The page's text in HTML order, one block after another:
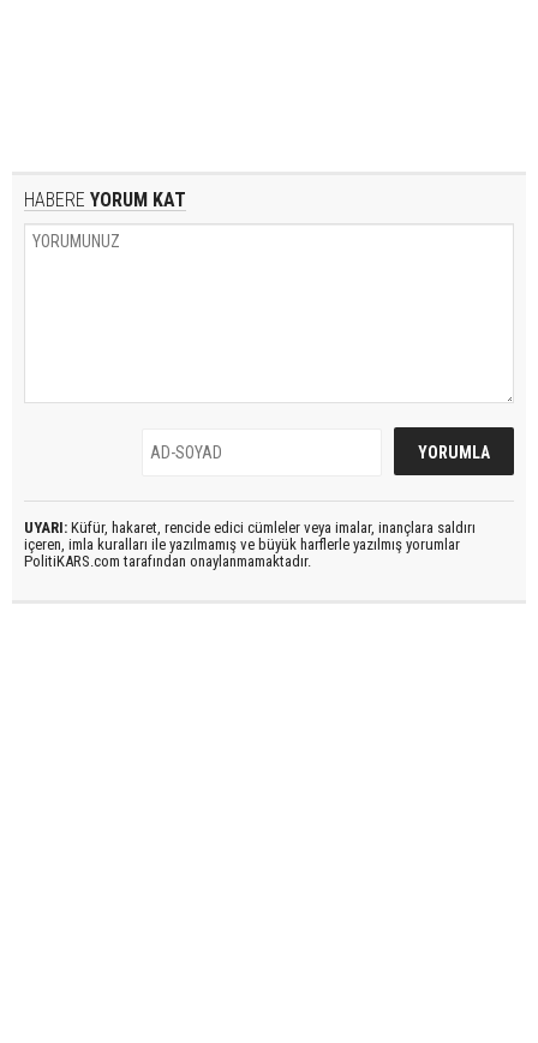
HABERE YORUM KAT
UYARI: Küfür, hakaret, rencide edici cümleler veya imalar, inançlara saldırı
içeren, imla kuralları ile yazılmamış ve büyük harflerle yazılmış yorumlar
PolitiKARS.com tarafından onaylanmamaktadır.